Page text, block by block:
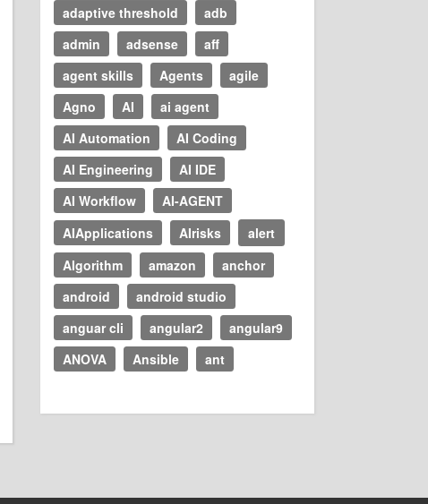
adaptive threshold
adb
admin
adsense
aff
agent skills
Agents
agile
Agno
AI
ai agent
AI Automation
AI Coding
AI Engineering
AI IDE
AI Workflow
AI-AGENT
AIApplications
AIrisks
alert
Algorithm
amazon
anchor
android
android studio
anguar cli
angular2
angular9
ANOVA
Ansible ant